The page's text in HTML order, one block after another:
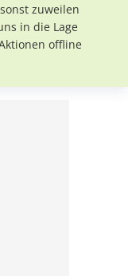
zuweilen
in die Lage
offline